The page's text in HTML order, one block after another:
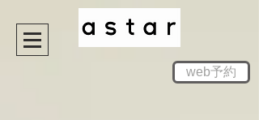
web予約